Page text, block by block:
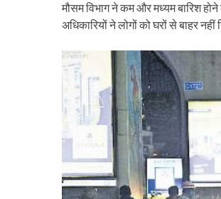
मौसम विभाग ने कम और मध्यम बारिश
अधिकारियों ने लोगों को घरों से बाहर